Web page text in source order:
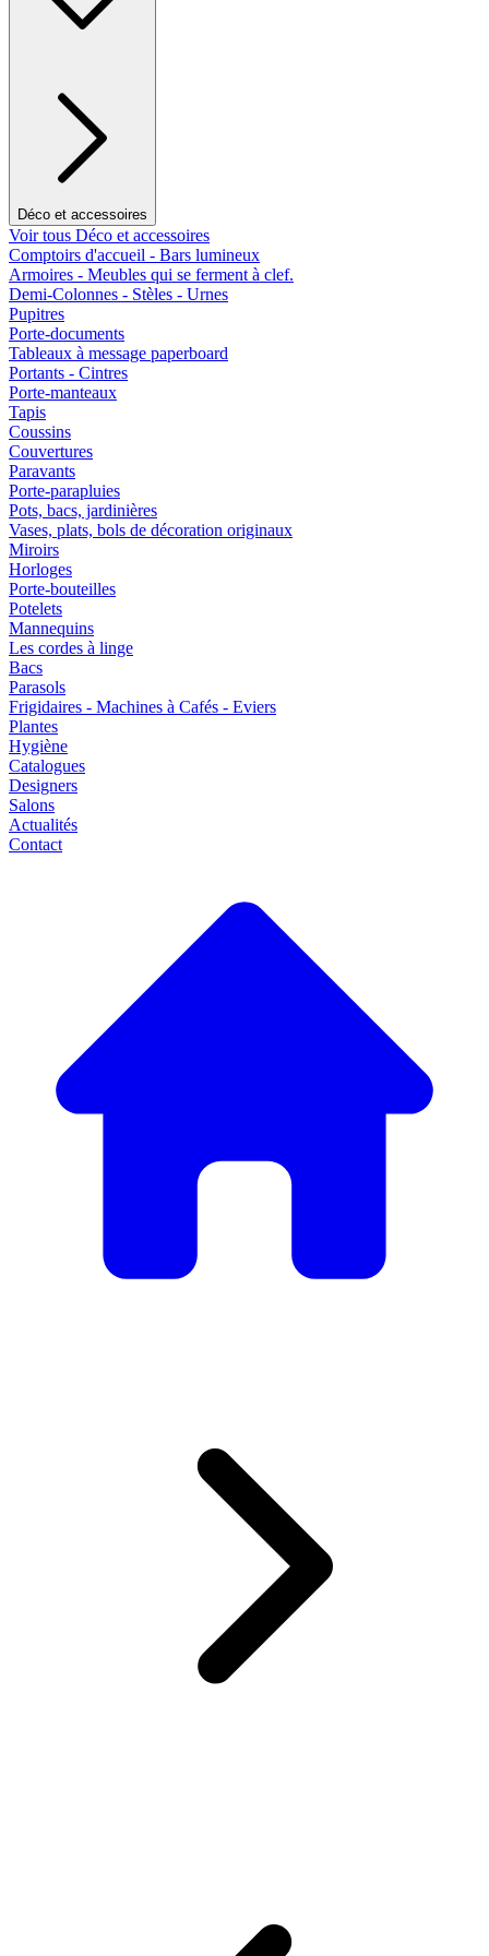
Déco et accessoires
Voir tous Déco et accessoires
Comptoirs d'accueil - Bars lumineux
Armoires - Meubles qui se ferment à clef.
Demi-Colonnes - Stèles - Urnes
Pupitres
Porte-documents
Tableaux à message paperboard
Portants - Cintres
Porte-manteaux
Tapis
Coussins
Couvertures
Paravants
Porte-parapluies
Pots, bacs, jardinières
Vases, plats, bols de décoration originaux
Miroirs
Horloges
Porte-bouteilles
Potelets
Mannequins
Les cordes à linge
Bacs
Parasols
Frigidaires - Machines à Cafés - Eviers
Plantes
Hygiène
Catalogues
Designers
Salons
Actualités
Contact